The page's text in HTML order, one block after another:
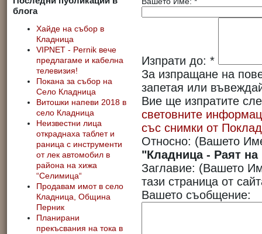
блога
Хайде на събор в
Кладница
VIPNET - Pernik вече
предлагаме и кабелна
телевизия!
Покана за събор на
Село Кладница
Витошки напеви 2018 в
село Кладница
Неизвестни лица
откраднаха таблет и
раница с инструменти
от лек автомобил в
района на хижа
“Селимица“
Продавам имот в село
Кладница, Община
Перник
Планирани
прекъсвания на тока в
Изпрати до: *
За изпращане на
запетая или
Вие ще изпратите
световните
със снимки от
Относно: (Вашето
"Кладница - Раят
Заглавие: (Вашето
тази страница от
Вашето съобщение: